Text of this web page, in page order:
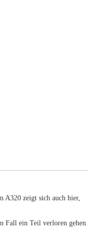
A320 zeigt sich auch hier,
Fall ein Teil verloren gehen